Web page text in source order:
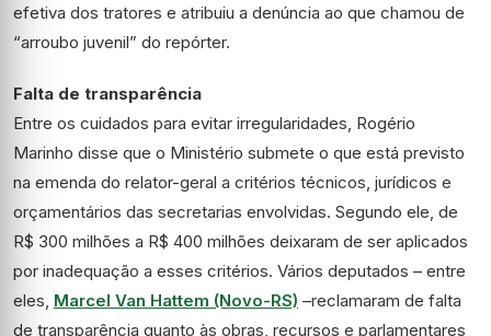
efetiva dos tratores e atribuiu a denúncia ao que chamou de
“arroubo juvenil” do repórter.
Falta de transparência
Entre os cuidados para evitar irregularidades, Rogério
Marinho disse que o Ministério submete o que está previsto
na emenda do relator-geral a critérios técnicos, jurídicos e
orçamentários das secretarias envolvidas. Segundo ele, de
R$ 300 milhões a R$ 400 milhões deixaram de ser aplicados
por inadequação a esses critérios. Vários deputados – entre
eles, Marcel Van Hattem (Novo-RS) –reclamaram de falta
de transparência quanto às obras, recursos e parlamentares